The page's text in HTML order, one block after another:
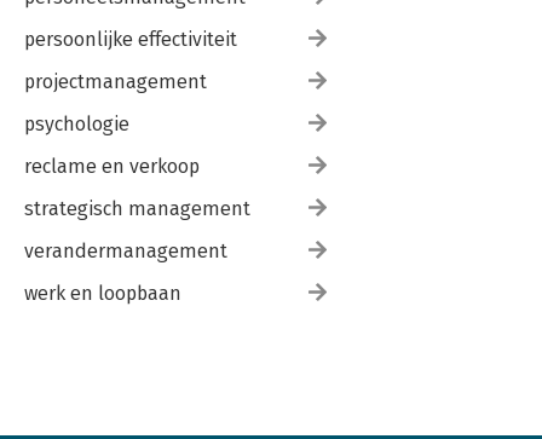
persoonlijke effectiviteit
projectmanagement
psychologie
reclame en verkoop
strategisch management
verandermanagement
werk en loopbaan